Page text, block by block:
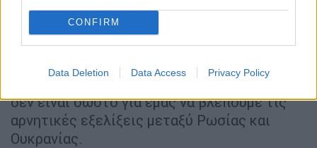
CONFIRM
Data Deletion Data Access Privacy Policy
ήταν σωστό να πούμε ποιο λιθαράκι θα
βάλουμε πού χωρίς να γίνουν πρώτα αυτές
οι δύο επισκέψεις. Αλλά μετά από αυτές τις
συναντήσεις θα δούμε τί και που θα
καθίσουμε. Ως σημαντική χώρα της περιοχής,
δεν είναι σωστό για εμάς να βλέπουμε τις
αρνητικές εξελίξεις μεταξύ Ρωσίας και
Ουκρανίας.